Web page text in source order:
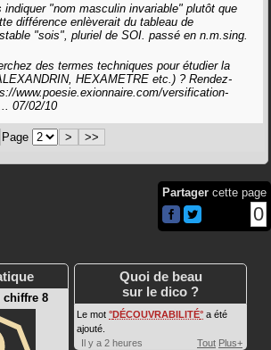
indiquer "nom masculin invariable" plutôt que
différence enlèverait du tableau de
"sois", pluriel de SOI. passé en n.m.sing.
des termes techniques pour étudier la
HEXAMETRE etc.) ? Rendez-
www.poesie.exionnaire.com/versification-
07/02/10
Page > >>
Partager cette page
0
chiffre 8
Quoi de beau
sur le dico ?
Le mot DÉCOUVRABILITÉ a été
ajouté.
Il y a 2 heures
Tout Plus+